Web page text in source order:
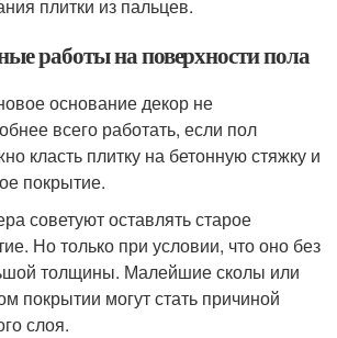
плитки из пальцев.
работы на поверхности пола
основание декор не
всего работать, если пол
класть плитку на бетонную стяжку и
покрытие.
советуют оставлять старое
Но только при условии, что оно без
толщины. Малейшие сколы или
покрытии могут стать причиной
слоя.